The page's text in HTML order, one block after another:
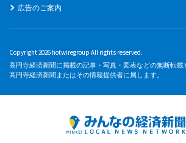
広告のご案内
Copyright 2026 hotwiregroup All rights reserved.
高円寺経済新聞に掲載の記事・写真・図表などの無断転載
高円寺経済新聞またはその情報提供者に属します。